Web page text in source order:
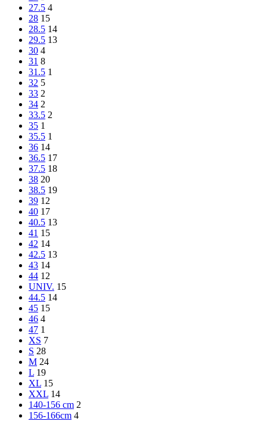
27.5 4
28 15
28.5 14
29.5 13
30 4
31 8
31.5 1
32 5
33 2
34 2
33.5 2
35 1
35.5 1
36 14
36.5 17
37.5 18
38 20
38.5 19
39 12
40 17
40.5 13
41 15
42 14
42.5 13
43 14
44 12
UNIV. 15
44.5 14
45 15
46 4
47 1
XS 7
S 28
M 24
L 19
XL 15
XXL 14
140-156 cm 2
156-166cm 4